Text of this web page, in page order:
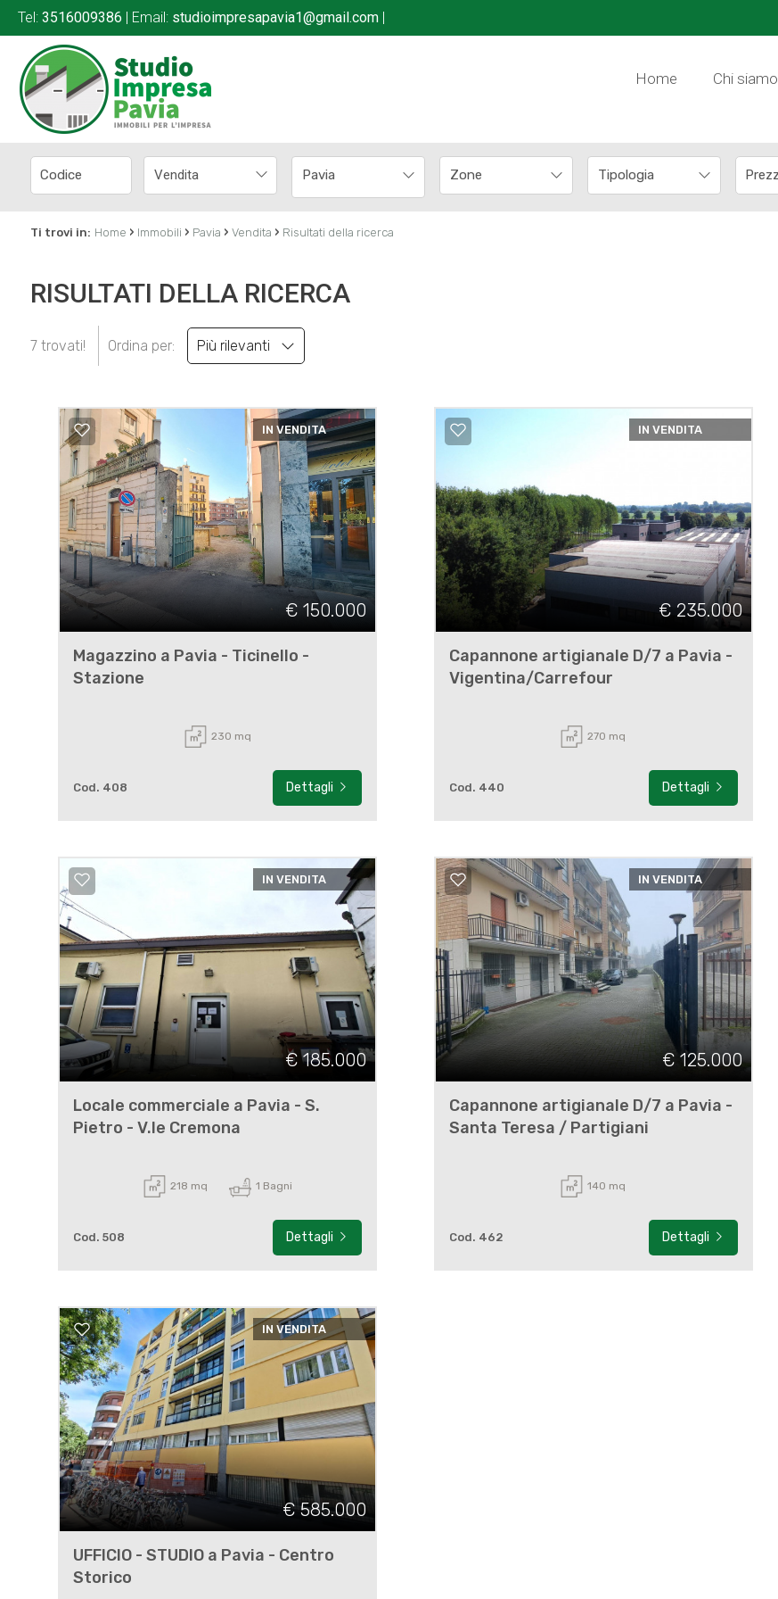
Home Chi siamo
Tel: 3516009386 | Email: studioimpresapavia1@gmail.com |
Vendita Pavia
Ti trovi in: Home › Immobili › Pavia › Vendita › Risultati della ricerca
RISULTATI DELLA RICERCA
7 trovati! Ordina per: Più rilevanti
IN VENDITA
€ 150.000
Magazzino a Pavia - Ticinello -
Stazione
230 mq
Cod. 408 Dettagli
IN VENDITA
€ 235.000
Capannone artigianale D/7 a Pavia -
Vigentina/Carrefour
270 mq
Cod. 440 Dettagli
IN VENDITA
€ 185.000
Locale commerciale a Pavia - S.
Pietro - V.le Cremona
218 mq 1 Bagni
Cod. 508 Dettagli
IN VENDITA
€ 125.000
Capannone artigianale D/7 a Pavia -
Santa Teresa / Partigiani
140 mq
Cod. 462 Dettagli
IN VENDITA
€ 585.000
UFFICIO - STUDIO a Pavia - Centro
Storico